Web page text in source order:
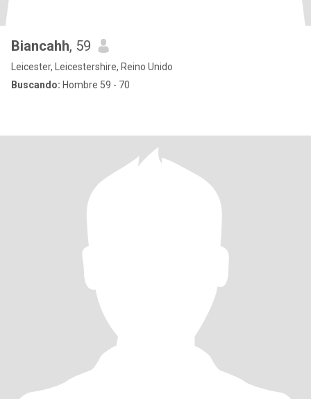
Biancahh, 59
Leicester, Leicestershire, Reino Unido
Buscando: Hombre 59 - 70